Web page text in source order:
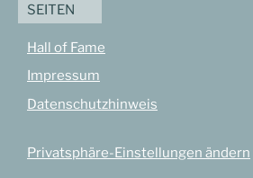
SEITEN
Hall of Fame
Impressum
Datenschutzhinweis
Privatsphäre-Einstellungen ändern